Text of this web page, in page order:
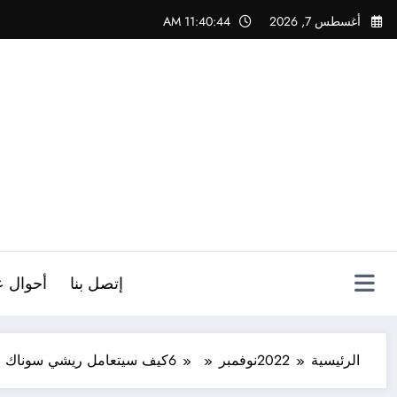
التجاوز
إلى
أغسطس 7, 2026 11:40:45 AM
إتصل بنا أحوال
الرئيسية 2022نوفمبر 6كيف سيتعامل ريشي سوناك